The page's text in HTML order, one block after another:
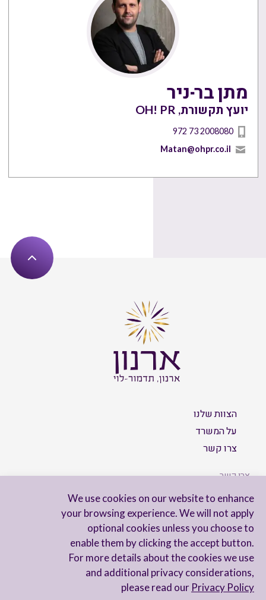
We use cookies on our website to enhance
your browsing experience. We will not apply
optional cookies unless you choose to
enable them by clicking the accept button.
For more details about the cookies we use
and additional privacy considerations,
please read our Privacy Policy
מתן בר-ניר
יועץ תקשורת, OH! PR
972 73 2008080
Matan@ohpr.co.il
הצוות שלנו
על המשרד
צרו קשר
צרו קשר
הישארו מעודכנים